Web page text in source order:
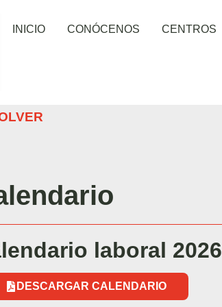
INICIO CONÓCENOS CENTROS
laboral 2026
DESCARGAR CALENDARIO